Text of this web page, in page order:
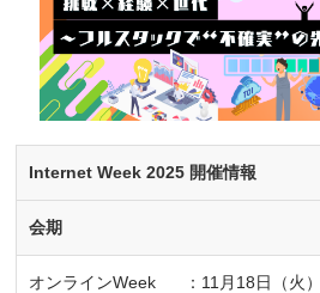
Internet Week 2025 開催情報
会期
オンラインWeek ：11月18日（火）